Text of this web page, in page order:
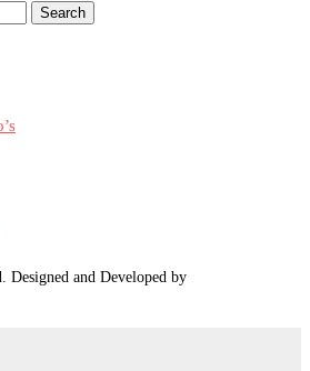
Search
Designed and Developed by